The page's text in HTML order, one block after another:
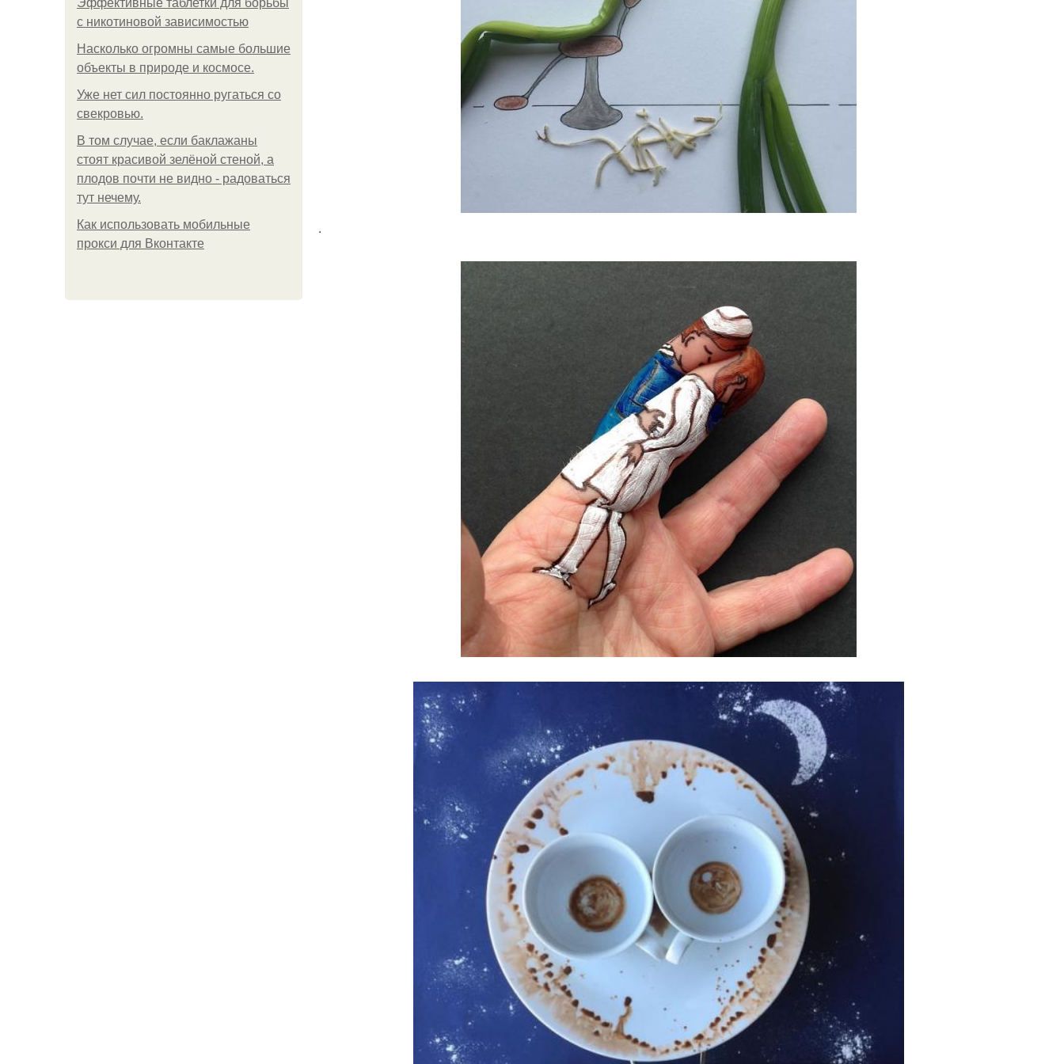
Эффективные таблетки для борьбы
с никотиновой зависимостью
Насколько огромны самые большие
объекты в природе и космосе.
Уже нет сил постоянно ругаться со
свекровью.
В том случае, если баклажаны
стоят красивой зелёной стеной, а
плодов почти не видно - радоваться
тут нечему.
Как использовать мобильные
прокси для Вконтакте
.